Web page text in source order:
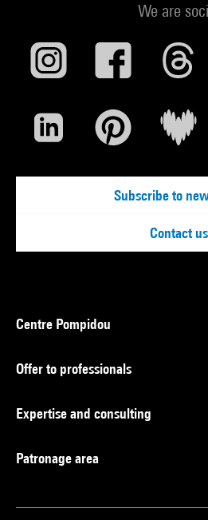
We are
Subscribe to
Contact us
Centre Pompidou
Offer to professionals
Expertise and consulting
Patronage area